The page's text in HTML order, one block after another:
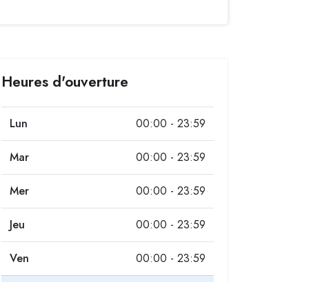
Heures d'ouverture
Lun 00:00 - 23:59
Mar 00:00 - 23:59
Mer 00:00 - 23:59
Jeu 00:00 - 23:59
Ven 00:00 - 23:59